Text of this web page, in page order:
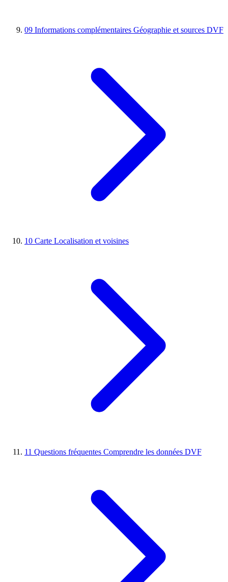
09 Informations complémentaires Géographie et sources DVF
10 Carte Localisation et voisines
11 Questions fréquentes Comprendre les données DVF